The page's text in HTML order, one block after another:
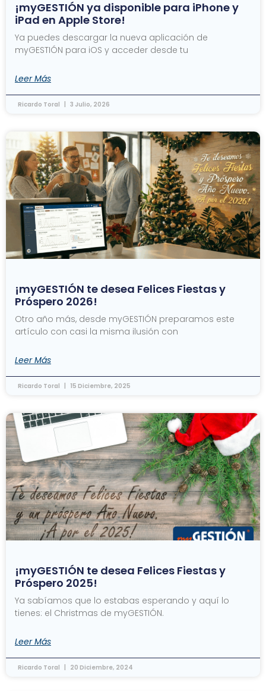
¡myGESTIÓN ya disponible para iPhone y
iPad en Apple Store!
Ya puedes descargar la nueva aplicación de
myGESTIÓN para iOS y acceder desde tu
Leer Más
Ricardo Toral 3 Julio, 2026
¡myGESTIÓN te desea Felices Fiestas y
Próspero 2026!
Otro año más, desde myGESTIÓN preparamos este
artículo con casi la misma ilusión con
Leer Más
Ricardo Toral 15 Diciembre, 2025
¡myGESTIÓN te desea Felices Fiestas y
Próspero 2025!
Ya sabíamos que lo estabas esperando y aquí lo
tienes: el Christmas de myGESTIÓN.
Leer Más
Ricardo Toral 20 Diciembre, 2024